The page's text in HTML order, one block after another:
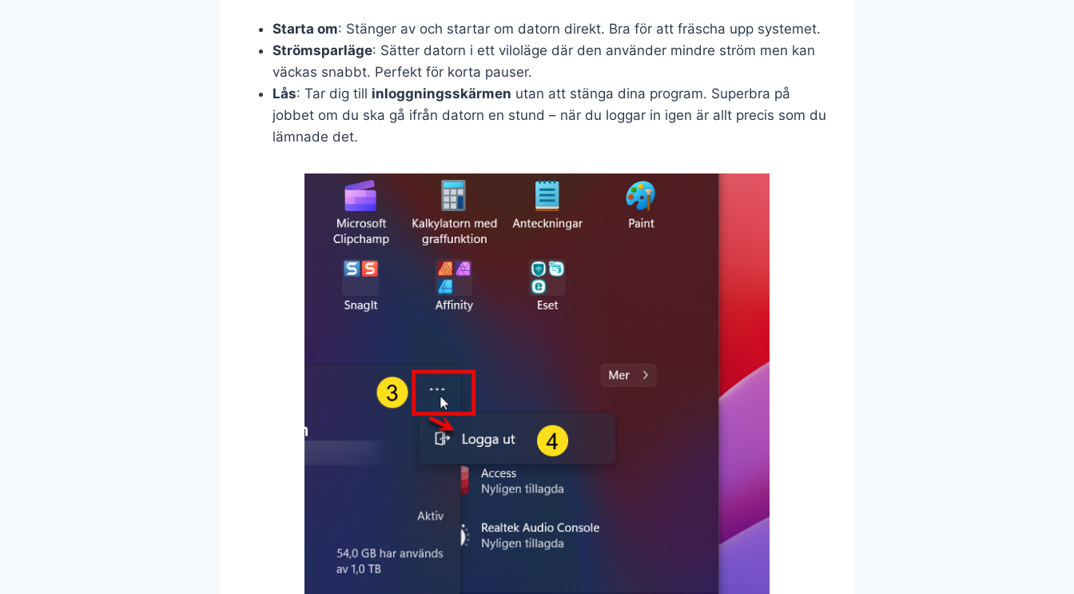
Starta om: Stänger av och startar om datorn direkt. Bra för att fräscha upp systemet.
Strömsparläge: Sätter datorn i ett viloläge där den använder mindre ström men kan
väckas snabbt. Perfekt för korta pauser.
Lås: Tar dig till inloggningsskärmen utan att stänga dina program. Superbra på
jobbet om du ska gå ifrån datorn en stund – när du loggar in igen är allt precis som du
lämnade det.